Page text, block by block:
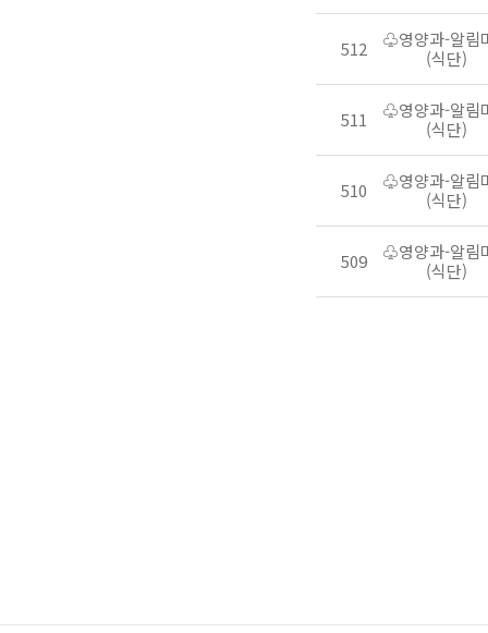
512
♧영양과-알림
(식단)
511
♧영양과-알림
(식단)
510
♧영양과-알림
(식단)
509
♧영양과-알림
(식단)